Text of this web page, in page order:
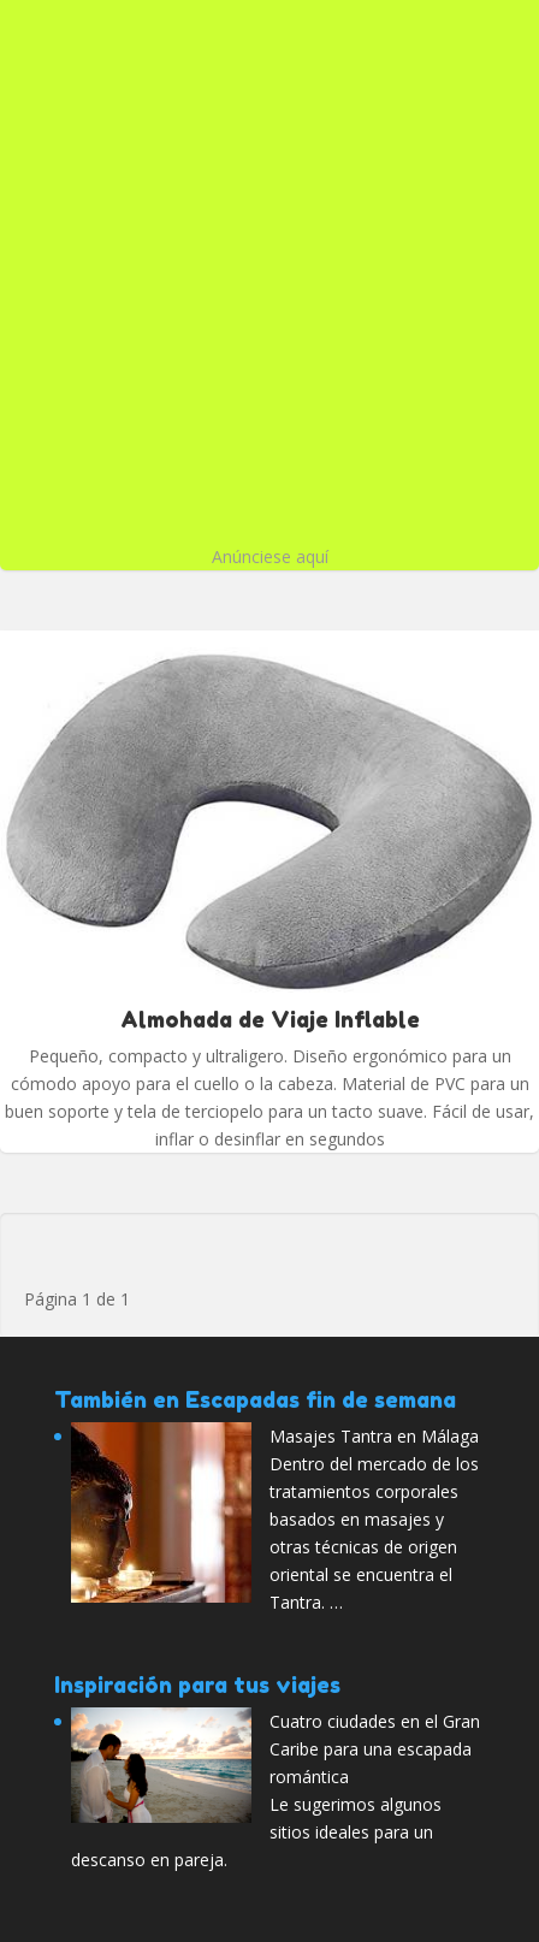
Anúnciese aquí
Almohada de Viaje Inflable
Pequeño, compacto y ultraligero. Diseño ergonómico para un
cómodo apoyo para el cuello o la cabeza. Material de PVC para un
buen soporte y tela de terciopelo para un tacto suave. Fácil de usar,
inflar o desinflar en segundos
Página 1 de 1
También en Escapadas fin de semana
Masajes Tantra en Málaga
Dentro del mercado de los
tratamientos corporales
basados en masajes y
otras técnicas de origen
oriental se encuentra el
Tantra. …
Inspiración para tus viajes
Cuatro ciudades en el Gran
Caribe para una escapada
romántica
Le sugerimos algunos
sitios ideales para un
descanso en pareja.